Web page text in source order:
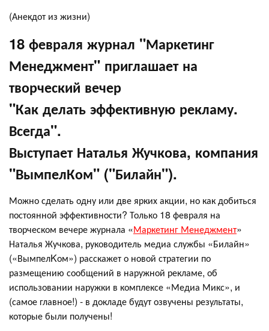
(Анекдот из жизни)
18 февраля журнал "Маркетинг
Менеджмент" приглашает на
творческий вечер
"Как делать эффективную рекламу.
Всегда".
Выступает Наталья Жучкова, компания
"ВымпелКом" ("Билайн").
Можно сделать одну или две ярких акции, но как добиться
постоянной эффективности? Только 18 февраля на
творческом вечере журнала «Маркетинг Менеджмент»
Наталья Жучкова, руководитель медиа службы «Билайн»
(«ВымпелKом») расскажет о новой стратегии по
размещению сообщений в наружной рекламе, об
использовании наружки в комплексе «Медиа Микс», и
(самое главное!) - в докладе будут озвучены результаты,
которые были получены!